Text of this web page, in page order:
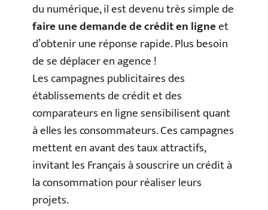
du numérique, il est devenu très simple de
faire une demande de crédit en ligneet
d’obtenir une réponse rapide. Plus besoin
de se déplacer en agence !
Les campagnes publicitaires des
établissements de crédit et des
comparateurs en ligne sensibilisent quant
à elles les consommateurs. Ces campagnes
mettent en avant des taux attractifs,
invitant les Français à souscrire un crédit à
la consommation pour réaliser leurs
projets.